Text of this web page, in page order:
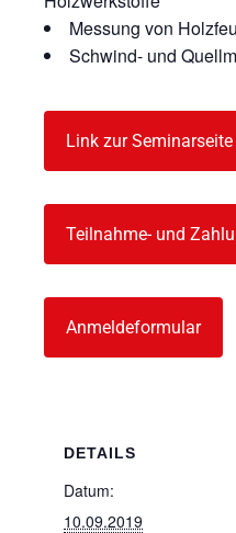
Messung von
Schwind- und
Link zur Seminarseite
Teilnahme- und
Anmeldeformular
DETAILS
Datum:
10.09.2019